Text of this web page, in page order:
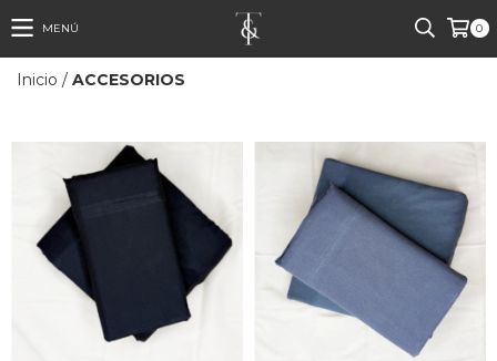
MENÚ 0
Inicio / ACCESORIOS